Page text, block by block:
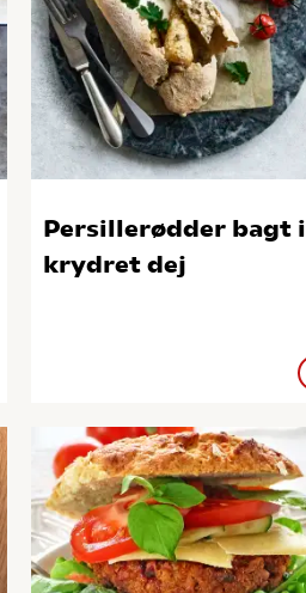
Persillerødder bagt i
krydret dej